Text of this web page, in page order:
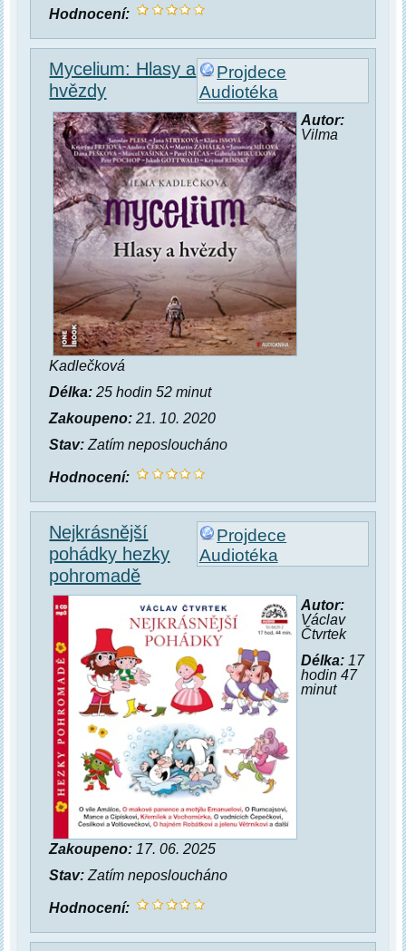
Hodnocení:
Projdece
Audiotéka
Mycelium: Hlasy a
hvězdy
Autor:
Vilma
Kadlečková
Délka: 25 hodin 52 minut
Zakoupeno: 21. 10. 2020
Stav: Zatím neposloucháno
Hodnocení:
Projdece
Audiotéka
Nejkrásnější
pohádky hezky
pohromadě
Autor:
Václav
Čtvrtek
Délka:17
hodin 47
minut
Zakoupeno: 17. 06. 2025
Stav: Zatím neposloucháno
Hodnocení: